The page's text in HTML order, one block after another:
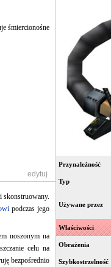
Przynależność
Typ
Używane przez
Właściwości
Obrażenia
Szybkostrzelność
śmiercionośne
edytuj
skonstruowany.
podczas jego
noszonym na
celu na
bezpośrednio